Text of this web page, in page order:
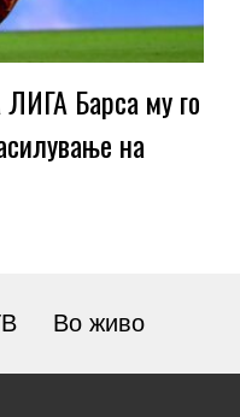
Барса му го
на
Во живо